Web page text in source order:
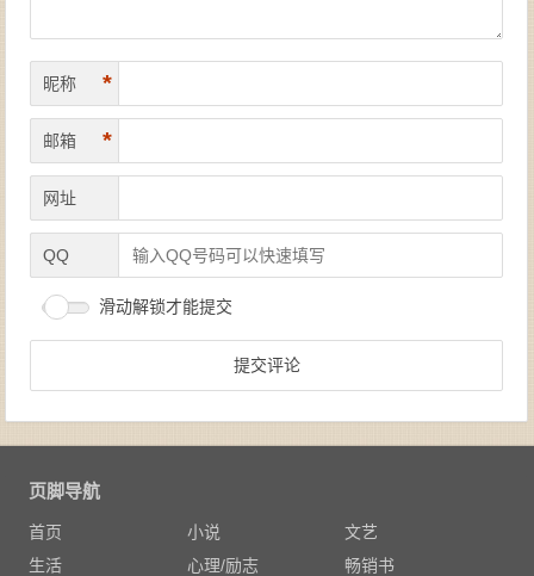
昵称 *
邮箱 *
网址
QQ
滑动解锁才能提交
页脚导航
首页 小说
文艺
生活
心理/励志 畅销书